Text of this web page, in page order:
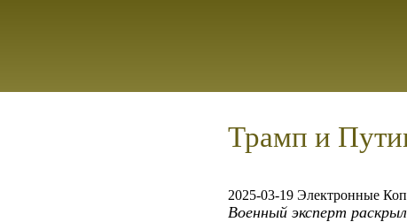
Трамп и
2025-03-19 Электронные
Военный эксперт